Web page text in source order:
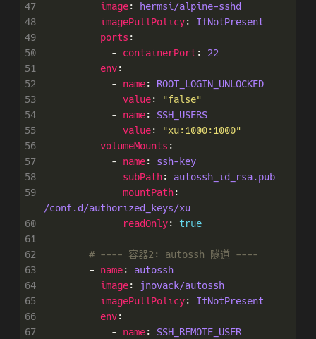
47
image:
hermsi/alpine-sshd
48
imagePullPolicy: IfNotPresent
49
ports
50
            -
containerPort : 22
51
env
52
            -
name: ROOT_LOGIN_UNLOCKED
53
value:
"false"
54
            -
name: SSH_USERS
55
value:
"xu:1000:1000"
56
volumeMounts
57
            -
name: ssh-key
58
subPath: autossh_id_rsa.pub
59
mountPath
/conf.d/authorized_keys/xu
60
readOnly: true
61
62
# ---- 容器2: autossh 隧道 ----
63
        -
name: autossh
64
image:
jnovack/autossh
65
imagePullPolicy: IfNotPresent
66
env
67
            -
name: SSH_REMOTE_USER